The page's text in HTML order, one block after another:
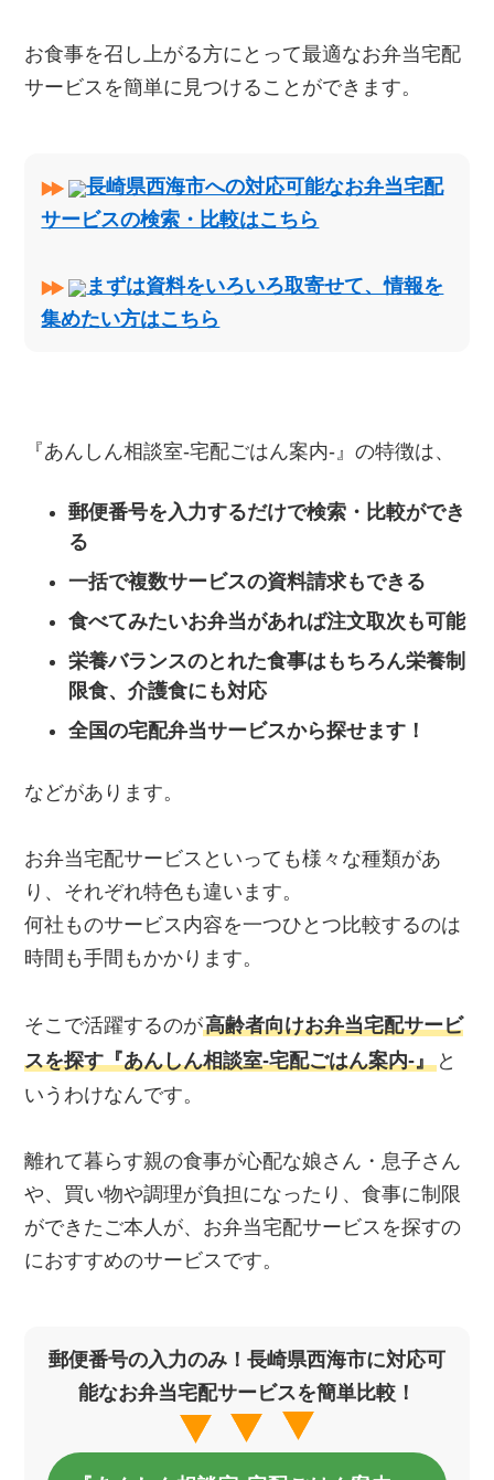
お食事を召し上がる方にとって最適なお弁当宅配
サービスを簡単に見つけることができます。
長崎県西海市への対応可能なお弁当宅配
サービスの検索・比較はこちら
まずは資料をいろいろ取寄せて、情報を
集めたい方はこちら
『あんしん相談室‐宅配ごはん案内‐』の特徴は、
郵便番号を入力するだけで検索・比較ができ
る
一括で複数サービスの資料請求もできる
食べてみたいお弁当があれば注文取次も可能
栄養バランスのとれた食事はもちろん栄養制
限食、介護食にも対応
全国の宅配弁当サービスから探せます！
などがあります。
お弁当宅配サービスといっても様々な種類があ
り、それぞれ特色も違います。
何社ものサービス内容を一つひとつ比較するのは
時間も手間もかかります。
そこで活躍するのが高齢者向けお弁当宅配サービ
スを探す『あんしん相談室‐宅配ごはん案内‐』 と
いうわけなんです。
離れて暮らす親の食事が心配な娘さん・息子さん
や、買い物や調理が負担になったり、食事に制限
ができたご本人が、お弁当宅配サービスを探すの
におすすめのサービスです。
郵便番号の入力のみ！長崎県西海市に対応可
能なお弁当宅配サービスを簡単比較！